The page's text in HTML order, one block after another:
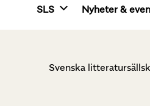
SLS Nyheter &
Svenska